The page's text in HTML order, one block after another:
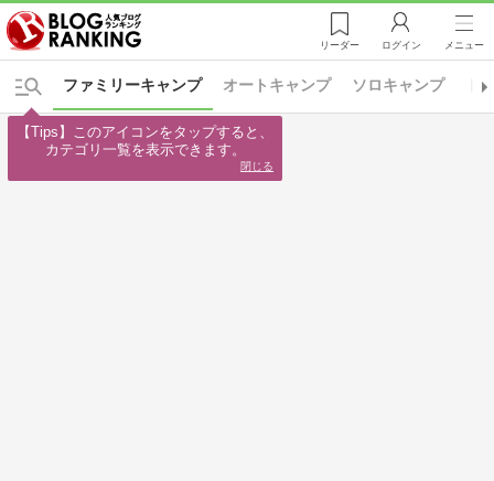
リーダー ログイン メニュー
オートキャンプ
ファミリーキャンプ ソロキャンプ ト
【Tips】このアイコンをタップすると、
カテゴリ一覧を表示できます。
閉じる